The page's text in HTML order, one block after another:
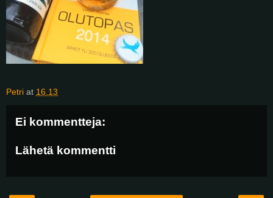
Petri at 16.13
Ei kommentteja:
Lähetä kommentti